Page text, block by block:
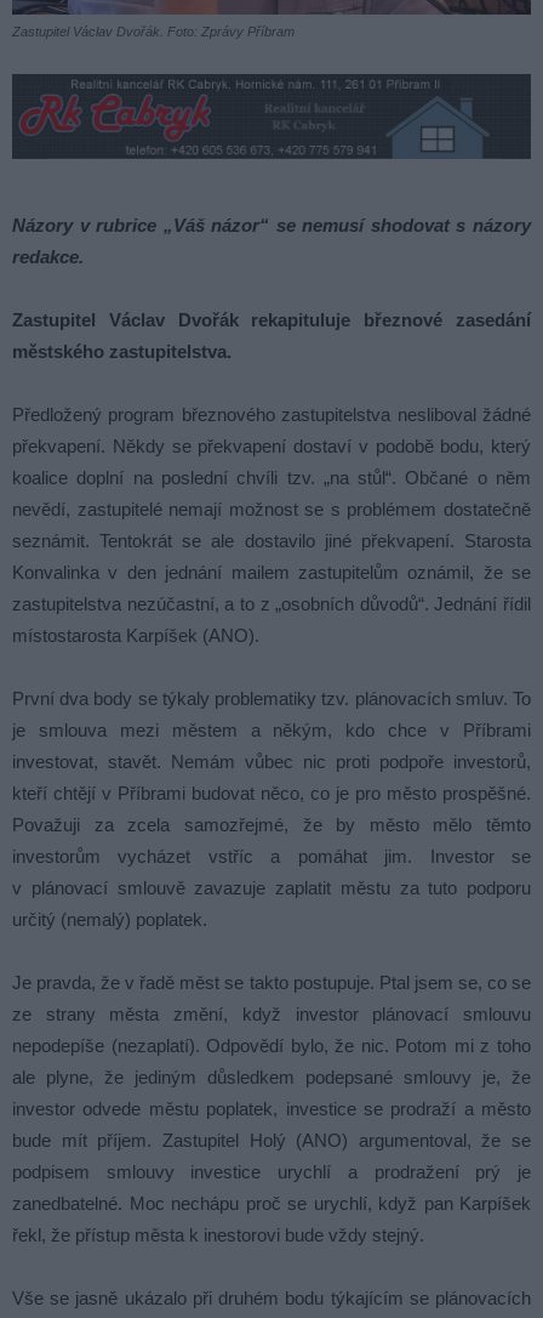
Zastupitel Václav Dvořák. Foto: Zprávy Příbram
Názory v rubrice „Váš názor“ se nemusí shodovat s názory
redakce.
Zastupitel Václav Dvořák rekapituluje březnové zasedání
městského zastupitelstva.
Předložený program březnového zastupitelstva nesliboval žádné
překvapení. Někdy se překvapení dostaví v podobě bodu, který
koalice doplní na poslední chvíli tzv. „na stůl“. Občané o něm
nevědí, zastupitelé nemají možnost se s problémem dostatečně
seznámit. Tentokrát se ale dostavilo jiné překvapení. Starosta
Konvalinka v den jednání mailem zastupitelům oznámil, že se
zastupitelstva nezúčastní, a to z „osobních důvodů“. Jednání řídil
místostarosta Karpíšek (ANO).
První dva body se týkaly problematiky tzv. plánovacích smluv. To
je smlouva mezi městem a někým, kdo chce v Příbrami
investovat, stavět. Nemám vůbec nic proti podpoře investorů,
kteří chtějí v Příbrami budovat něco, co je pro město prospěšné.
Považuji za zcela samozřejmé, že by město mělo těmto
investorům vycházet vstříc a pomáhat jim. Investor se
v plánovací smlouvě zavazuje zaplatit městu za tuto podporu
určitý (nemalý) poplatek.
Je pravda, že v řadě měst se takto postupuje. Ptal jsem se, co se
ze strany města změní, když investor plánovací smlouvu
nepodepíše (nezaplatí). Odpovědí bylo, že nic. Potom mi z toho
ale plyne, že jediným důsledkem podepsané smlouvy je, že
investor odvede městu poplatek, investice se prodraží a město
bude mít příjem. Zastupitel Holý (ANO) argumentoval, že se
podpisem smlouvy investice urychlí a prodražení prý je
zanedbatelné. Moc nechápu proč se urychlí, když pan Karpíšek
řekl, že přístup města k inestorovi bude vždy stejný.
Vše se jasně ukázalo při druhém bodu týkajícím se plánovacích